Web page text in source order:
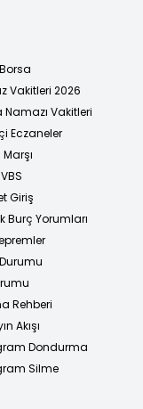
Vakitleri 2026
Vakitleri
Eczaneler
Giriş
Burç Yorumları
Rehberi
Akışı
Dondurma
Silme